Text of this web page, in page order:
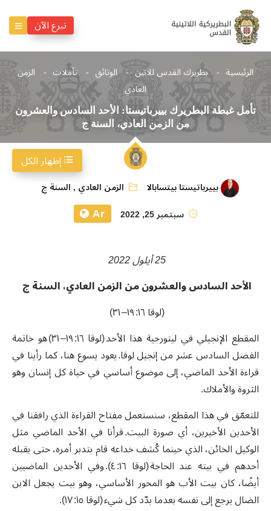
تبرع الآن
الرئيسية بطريرك القدس للاتين الوثائق تأملات
الزمن
العادي
تأمل غبطة البطريرك بييرباتيستا: الأحد السادس والعشرون
من الزمن العادي، السنة ج
بييرباتيستا بيتسابالا الزمن العادي , السنة ج
سبتمبر 25, 2022
Ar
25 أيلول 2022
الأحد السادس والعشرون من الزمن العادي، السنة ج
(لوقا ١٦ :١٩–٣١)
المقطع الإنجيلي في ليتورجية هذا الأحد(لوقا ١٦ :١٩–٣١)هو خاتمة
الفصل السادس عشر من إنجيل لوقا.يعود يسوع هنا، كما رأينا في
قراءة الأحد الماضي، إلى موضوع أساسي في حياة كل إنسان وهو
الثروة والأملاك.
للتعمّق في هذا المقطع، سنستعمل مفتاح القراءة الذي رافقنا في
الأحدين الأخيرين، أي صورة البيت.قرأنا في الأحد الماضي مثل
الوكيل الخائن، الذي حينما كُشف خداعه قام بتدبر أمره، حتى يقبله
أحدهم في بيته عند الحاجة(لوقا ١٦ :٤).وفي الأحدين الماضيين
أيضًا، كان بيت الأب هو المحور الأساسي، وهو بيت يجعل الابن
الضال يرجع إلى نفسه بعدما بدّد كل شيء(لوقا ١٥ :١٧).
إظهار الكل